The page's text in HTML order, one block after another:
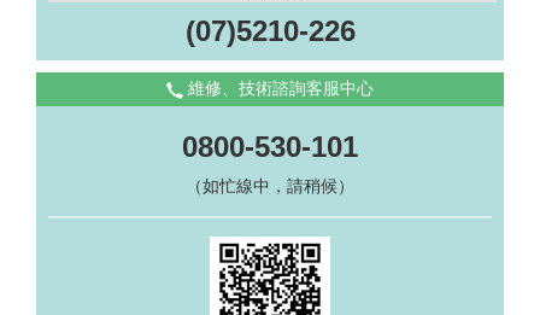
(07)5210-226
維修、技術諮詢客服中心
0800-530-101
（如忙線中，請稍候）